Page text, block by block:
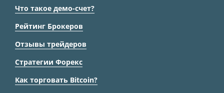
Что такое демо-счет?
Рейтинг Брокеров
Отзывы трейдеров
Стратегии Форекс
Как торговать Bitcoin?